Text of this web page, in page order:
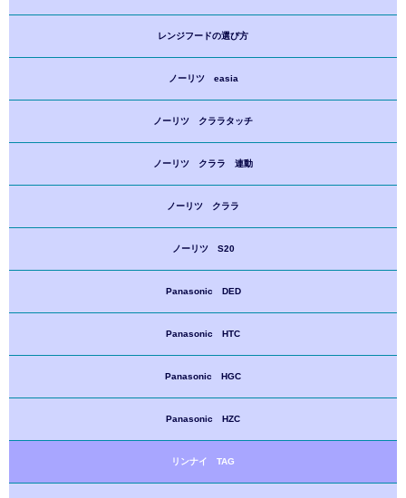
レンジフードの選び方
ノーリツ easia
ノーリツ クララタッチ
ノーリツ クララ 連動
ノーリツ クララ
ノーリツ S20
Panasonic DED
Panasonic HTC
Panasonic HGC
Panasonic HZC
リンナイ TAG